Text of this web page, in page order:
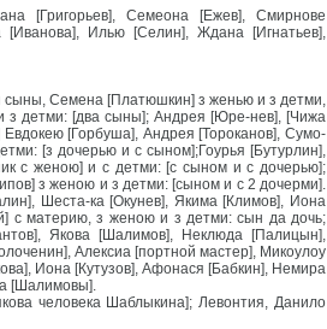
[Григорьев], Семеона [Ежев], Смирнове
[Иванова], Илью [Селин], Ждана [Игнатьев],
сыны, Семена [Платюшкин] з женью и з детми,
з детми: [два сыны]; Андрея [Юре-нев], [Чижа
[Горбуша], Андрея [Тороканов], Сумо-
[з дочерью и с сыном];Гоурья [Бутурлин],
с женою] и с детми: [с сыном и с дочерью];
з женою и з детми: [сыном и с 2 дочерми].
Шеста-ка [Окунев], Якима [Климов], Иона
с материю, з женою и з детми: сын да дочь;
Якова [Шалимов], Неклюда [Палицын],
Алексиа [портной мастер], Микоулоу
Иона [Кутузов], Афонася [Бабкин], Немира
[Шалимовы].
человека Шаблыкина]; Левонтия, Данило